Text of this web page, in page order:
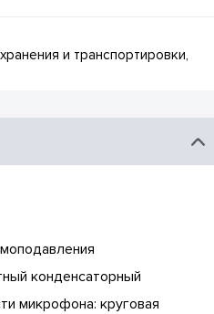
и транспортировки,
конденсаторный
микрофона: круговая